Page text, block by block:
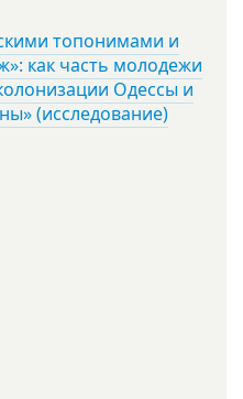
топонимами и
как часть молодежи
Одессы и
(исследование)